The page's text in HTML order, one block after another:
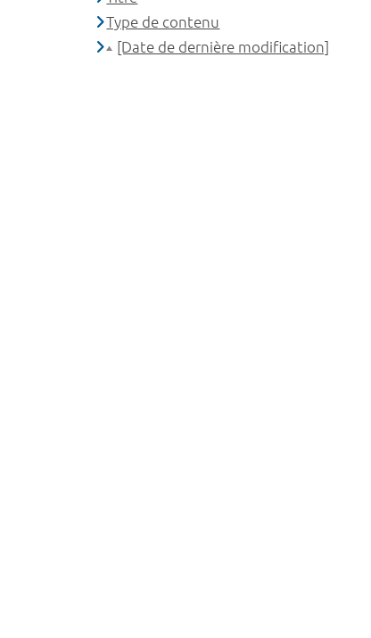
Type de contenu
[Date de dernière modification]